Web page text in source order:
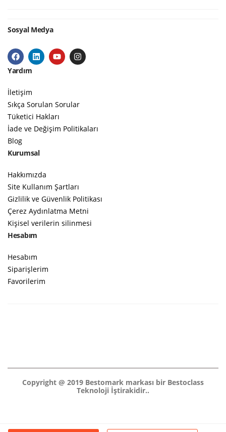
Sosyal Medya
Yardım
İletişim
Sıkça Sorulan Sorular
Tüketici Hakları
İade ve Değişim Politikaları
Blog
Kurumsal
Hakkımızda
Site Kullanım Şartları
Gizlilik ve Güvenlik Politikası
Çerez Aydınlatma Metni
Kişisel verilerin silinmesi
Hesabım
Hesabım
Siparişlerim
Favorilerim
Copyright @ 2019 Bestomark markası bir Bestoclass
Teknoloji İştirakidir..